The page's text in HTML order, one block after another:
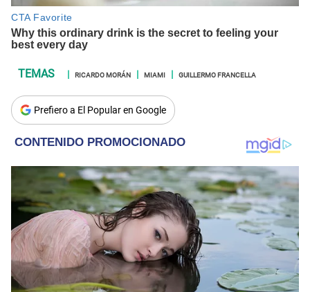
RICARDO MORÁN MIAMI GUILLERMO FRANCELLA
Prefiero a El Popular en Google